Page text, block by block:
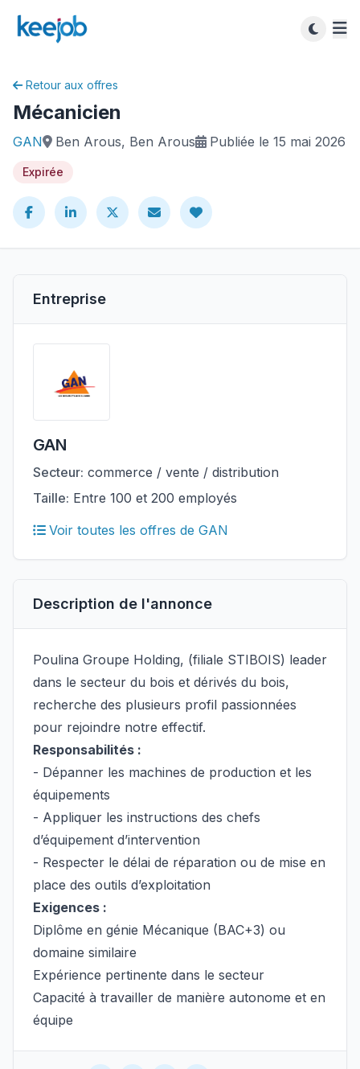
Retour aux offres
Mécanicien
GAN Ben Arous, Ben Arous Publiée le 15 mai 2026
Expirée
Entreprise
GAN
Secteur: commerce / vente / distribution
Taille: Entre 100 et 200 employés
Voir toutes les offres de GAN
Description de l'annonce
Poulina Groupe Holding, (filiale STIBOIS) leader
dans le secteur du bois et dérivés du bois,
recherche des plusieurs profil passionnées
pour rejoindre notre effectif.
Responsabilités :
- Dépanner les machines de production et les
équipements
- Appliquer les instructions des chefs
d’équipement d’intervention
- Respecter le délai de réparation ou de mise en
place des outils d’exploitation
Exigences :
Diplôme en génie Mécanique (BAC+3) ou
domaine similaire
Expérience pertinente dans le secteur
Capacité à travailler de manière autonome et en
équipe